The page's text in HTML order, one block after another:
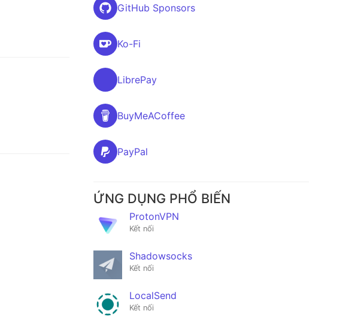
GitHub Sponsors
Ko-Fi
LibrePay
BuyMeACoffee
PayPal
ỨNG DỤNG PHỔ BIẾN
ProtonVPN
Kết nối
Shadowsocks
Kết nối
LocalSend
Kết nối